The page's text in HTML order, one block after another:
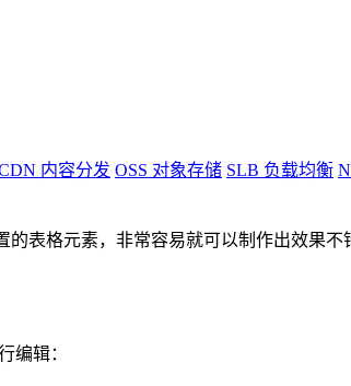
内容分发 OSS 对象存储 SLB 负载均衡
的表格元素，非常容易就可以制作出效果
编辑：